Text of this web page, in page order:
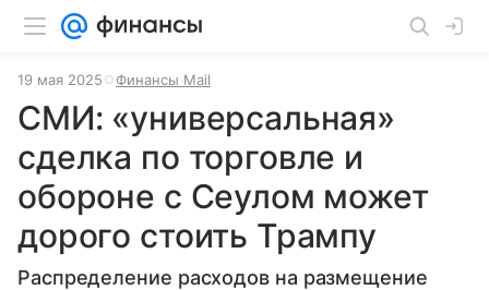
19 мая 2025 Финансы Mail
СМИ: «универсальная»
сделка по торговле и
обороне с Сеулом может
дорого стоить Трампу
Распределение расходов на размещение